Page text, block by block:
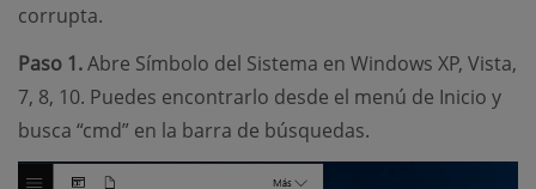
corrupta.
Paso 1.Abre Símbolo del Sistema en Windows XP, Vista,
7, 8, 10. Puedes encontrarlo desde el menú de Inicio y
busca “cmd” en la barra de búsquedas.